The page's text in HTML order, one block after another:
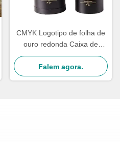
CMYK Logotipo de folha de
ouro redonda Caixa de
chapéu de flor preta feita à
mão para embalagens de
flores frescas
Falem agora.